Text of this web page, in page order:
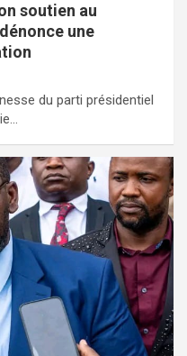
soutien au
une
du parti présidentiel